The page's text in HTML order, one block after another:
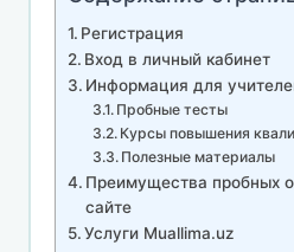
Регистрация
Вход в личный кабинет
Информация для
Пробные тесты
Курсы повышения
Полезные материалы
Преимущества пробных
сайте
Услуги Muallima.uz